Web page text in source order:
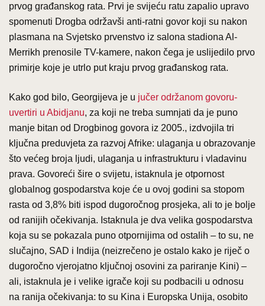
prvog građanskog rata. Prvi je svijeću ratu zapalio upravo
spomenuti Drogba održavši anti-ratni govor koji su nakon
plasmana na Svjetsko prvenstvo iz salona stadiona Al-
Merrikh prenosile TV-kamere, nakon čega je uslijedilo prvo
primirje koje je utrlo put kraju prvog građanskog rata.
Kako god bilo, Georgijeva je u jučer održanom govoru-
uvertiri u Abidjanu, za koji ne treba sumnjati da je puno
manje bitan od Drogbinog govora iz 2005., izdvojila tri
ključna preduvjeta za razvoj Afrike: ulaganja u obrazovanje
što većeg broja ljudi, ulaganja u infrastrukturu i vladavinu
prava. Govoreći šire o svijetu, istaknula je otpornost
globalnog gospodarstva koje će u ovoj godini sa stopom
rasta od 3,8% biti ispod dugoročnog prosjeka, ali to je bolje
od ranijih očekivanja. Istaknula je dva velika gospodarstva
koja su se pokazala puno otpornijima od ostalih – to su, ne
slučajno, SAD i Indija (neizrečeno je ostalo kako je riječ o
dugoročno vjerojatno ključnoj osovini za pariranje Kini) –
ali, istaknula je i velike igrače koji su podbacili u odnosu
na ranija očekivanja: to su Kina i Europska Unija, osobito